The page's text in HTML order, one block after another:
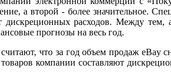
а второй - более значительное.
дискреционных расходов. Между
прогнозы на весь год.
что за год объем продаж eBay
компании составляют